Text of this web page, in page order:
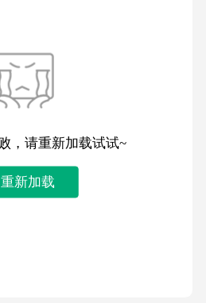
，请重新加载试试~
重新加载